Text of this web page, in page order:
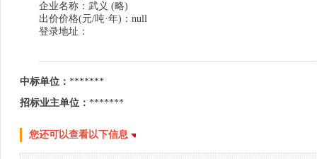
企业名称：武义 (略)
出价价格(元/吨·年)：null
登录地址：
中标单位： *******
招标业主单位： *******
您还可以查看以下信息